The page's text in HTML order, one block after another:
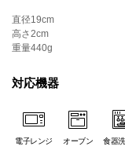
＊本製品は、従来の18cmサイズから19cmサイズへと仕様を変更しております。直径1cmの差は、お客様
＊製造時期により、化粧箱のデザインや
直径19cm
高さ2cm
重量440g
対応機器
電子レンジ オーブン 食器